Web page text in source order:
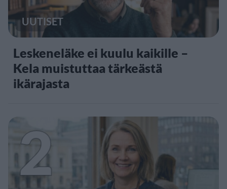
UUTISET
Leskeneläke ei kuulu kaikille –
Kela muistuttaa tärkeästä
ikärajasta
2